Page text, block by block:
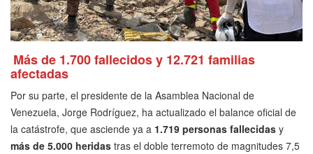
Más de 1.700 fallecidos y 12.721 familias
afectadas
Por su parte, el presidente de la Asamblea Nacional de
Venezuela, Jorge Rodríguez, ha actualizado el balance oficial de
la catástrofe, que asciende ya a 1.719 personas fallecidas y
más de 5.000 heridas tras el doble terremoto de magnitudes 7,5